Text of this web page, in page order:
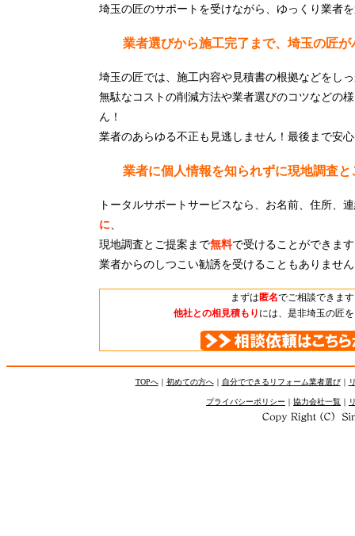
埼玉の匠のサポートを受けながら、ゆっくり業者
業者選びから施工完了まで、埼玉の匠
埼玉の匠では、施工内容や見積書の根拠などをし
無駄なコストの削減方法や業者選びのコツなどの
ん！
業者のあらゆる不正も見逃しません！最後まで安
業者に個人情報を知られずに現地調査
トータルサポートサービスなら、お名前、住所、
に、
現地調査とご提案まで無料で受けることができま
業者からのしつこい勧誘を受けることもありませ
まずは 匿名でご相談できま
他社との相見積もり には、是非埼玉の匠
TOPへ｜ 初めての方へ｜ 自分でできるリフォーム業者選び｜
プライバシーポリシー ｜ 協力会社一覧 ｜